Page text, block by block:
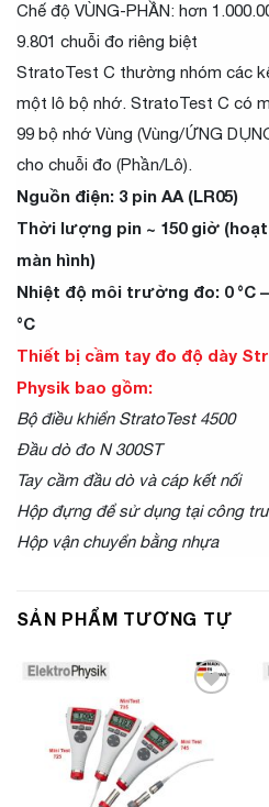
Chế độ VÙNG-PHẦN: hơn
9.801 chuỗi đo riêng biệt
StratoTest C thường nhóm các
một lô bộ nhớ. StratoTest C có
99 bộ nhớ Vùng (Vùng/ỨNG
cho chuỗi đo (Phần/Lô).
Nguồn điện: 3 pin AA (LR05)
Thời lượng pin ~ 150 giờ
màn hình)
Nhiệt độ môi trường đo: 0 °C –
°C
Thiết bị cầm tay đo độ dày
Physik bao gồm:
Bộ điều khiển StratoTest 4500
Đầu dò đo N 300ST
Tay cầm đầu dò và cáp kết nối
Hộp đựng để sử dụng tại công
Hộp vận chuyển bằng nhựa
SẢN PHẨM TƯƠNG TỰ